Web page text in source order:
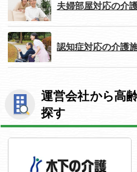
夫婦部屋対応の介
認知症対応の介護
運営会社から高
探す